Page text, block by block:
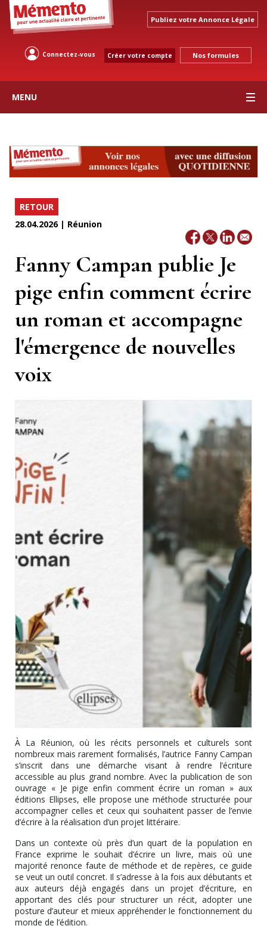
Publiez votre Annonce Légale
Connectez-vous Créer votre compte Nos formules
MENU
RETOUR
28.04.2026 | Réunion
Fanny Campan publie Je
pige enfin comment écrire
un roman et accompagne
l'émergence de nouvelles
voix
À La Réunion, où les récits personnels et culturels sont
nombreux mais rarement formalisés, l’autrice Fanny Campan
s’inscrit dans une démarche visant à rendre l’écriture
accessible au plus grand nombre. Avec la publication de son
ouvrage « Je pige enfin comment écrire un roman » aux
éditions Ellipses, elle propose une méthode structurée pour
accompagner celles et ceux qui souhaitent passer de l’envie
d’écrire à la réalisation d’un projet littéraire.
Dans un contexte où près d’un quart de la population en
France exprime le souhait d’écrire un livre, mais où une
majorité renonce faute de méthode et de repères, ce guide
se veut un outil concret. Il s’adresse à la fois aux débutants et
aux auteurs déjà engagés dans un projet d’écriture, en
apportant des clés pour structurer un récit, adopter une
posture d’auteur et mieux appréhender le fonctionnement du
monde de l’édition.